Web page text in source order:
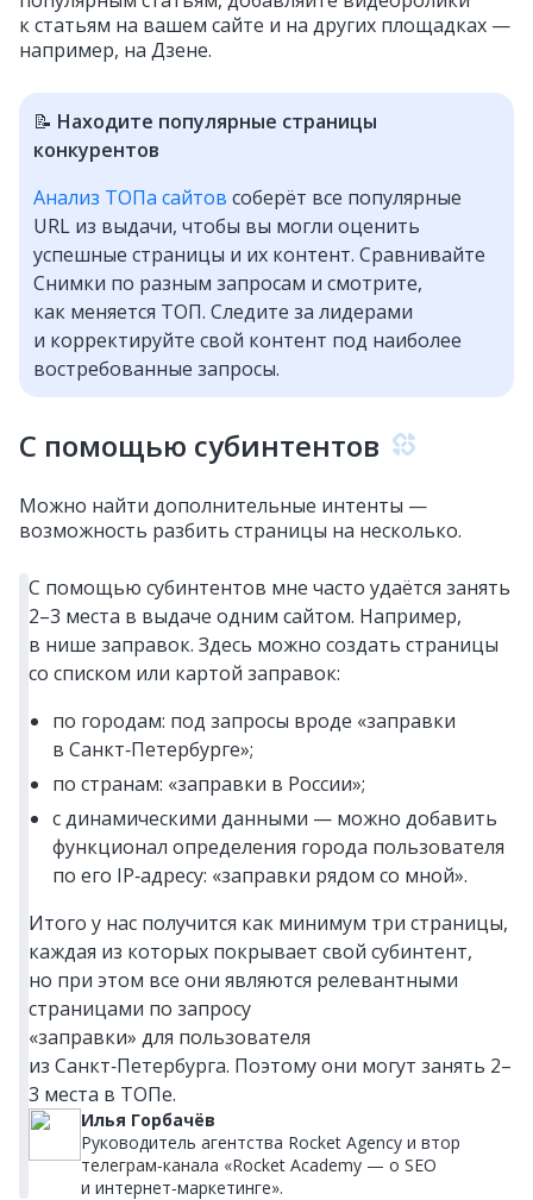
к статьям на вашем сайте и на других площадках —
например, на Дзене.
📝 Находите популярные страницы
конкурентов
Анализ ТОПа сайтов соберёт все популярные
URL из выдачи, чтобы вы могли оценить
успешные страницы и их контент. Сравнивайте
Снимки по разным запросам и смотрите,
как меняется ТОП. Следите за лидерами
и корректируйте свой контент под наиболее
востребованные запросы.
С помощью субинтентов
Можно найти дополнительные интенты —
возможность разбить страницы на несколько.
С помощью субинтентов мне часто удаётся занять
2–3 места в выдаче одним сайтом. Например,
в нише заправок. Здесь можно создать страницы
со списком или картой заправок:
по городам: под запросы вроде «заправки
в Санкт‑Петербурге»;
по странам: «заправки в России»;
с динамическими данными — можно добавить
функционал определения города пользователя
по его IP‑адресу: «заправки рядом со мной».
Итого у нас получится как минимум три страницы,
каждая из которых покрывает свой субинтент,
но при этом все они являются релевантными
страницами по запросу
«заправки» для пользователя
из Санкт‑Петербурга. Поэтому они могут занять 2–
3 места в ТОПе.
Илья Горбачёв
Руководитель агентства Rocket Agency и втор
телеграм‑канала «Rocket Academy — о SEO
и интернет‑маркетинге».